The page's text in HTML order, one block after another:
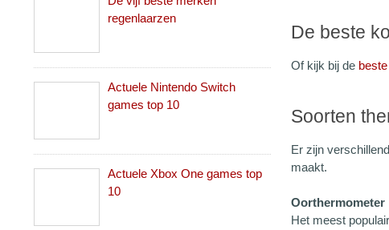
De beste
Of kijk bij de
Soorten
Er zijn
maakt.
Oorthermometer
Het meest
regenlaarzen
Actuele Nintendo Switch
games top 10
Actuele Xbox One games top
10